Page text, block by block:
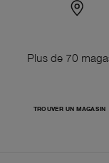
Plus de 70
TROUVER UN MAGASIN